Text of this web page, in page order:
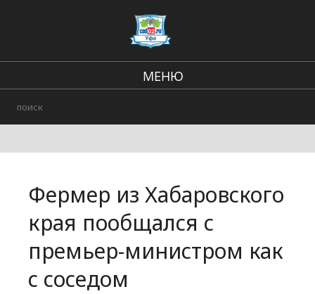
МЕНЮ
Городские события
Фермер из Хабаровского
края пообщался с
премьер-министром как
с соседом